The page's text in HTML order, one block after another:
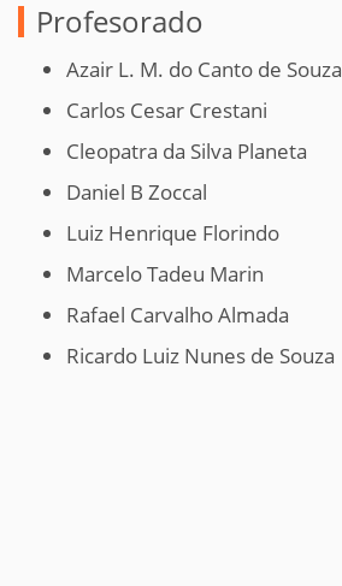
Profesorado
Azair L. M. do Canto de Souza
Carlos Cesar Crestani
Cleopatra da Silva Planeta
Daniel B Zoccal
Luiz Henrique Florindo
Marcelo Tadeu Marin
Rafael Carvalho Almada
Ricardo Luiz Nunes de Souza